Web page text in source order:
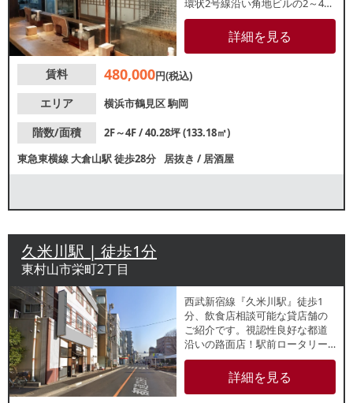
環状2号線沿い角地ビルの2～4階
店舗！大型ショッピングモー
ル・トレッサ横浜近くで近隣住
民のランチ・ディナー需要が期
軽にお問合せください。
詳細を見る
賃料 480,000円(税込)
エリア
横浜市鶴見区駒岡
階数/面積
2F～4F / 40.28坪 (133.18㎡)
東急東横線 大倉山駅徒歩28分 居抜き /居酒屋
久米川駅 | 徒歩1分
東村山市栄町2丁目
西武新宿線『久米川駅』徒歩1
分、飲食店相談可能な貸店舗の
ご紹介です。視認性良好な都道
沿いの路面店！駅前ロータリー
目の前で、駅利用客や周辺オフ
ィスで働くビジネスパーソンを
中心に集客が期待できます。引
詳細を見る